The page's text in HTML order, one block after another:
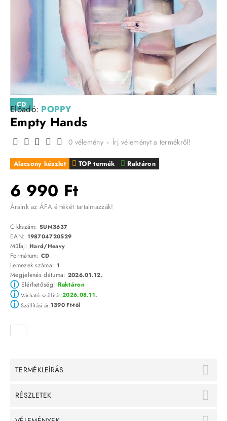
CD
Előadó: POPPY
Empty Hands
TOP termék Raktáron
Alacsony készlet
0 vélemény - Írj véleményt a termékről!
6 990 Ft
Áraink az ÁFA értékét tartalmazzák!
Cikkszám: SUM3637
EAN: 198704720529
Műfaj:Hard/Heavy
Formátum: CD
Lemezek száma: 1
Megjelenés dátuma: 2026.01.12.
ⓘElérhetőség: Raktáron
ⓘVárható szállítás:2026.08.11.
ⓘSzállítási ár:1390 Ft-tól
TERMÉKLEÍRÁS
RÉSZLETEK